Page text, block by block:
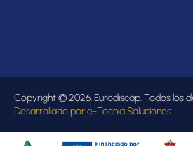
Copyright © 2026. Eurodiscap. Todos los
Desarrollado pore-Tecnia Soluciones